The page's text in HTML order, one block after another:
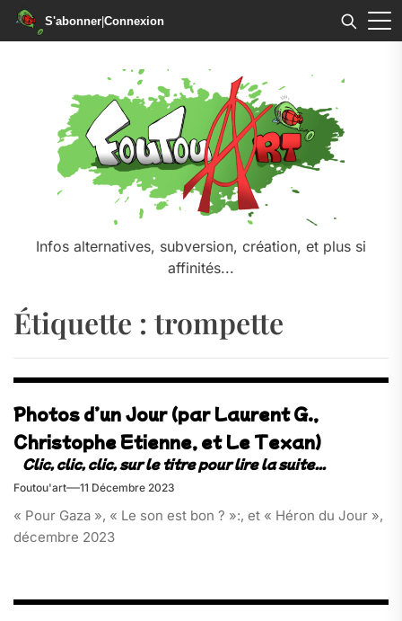
S'abonner|Connexion
Infos alternatives, subversion, création, et plus si
affinités...
Étiquette : trompette
Photos d’un Jour (par Laurent G.,
Christophe Etienne, et Le Texan)
Foutou'art 11 Décembre 2023
« Pour Gaza », « Le son est bon ? »:, et « Héron du Jour »,
décembre 2023